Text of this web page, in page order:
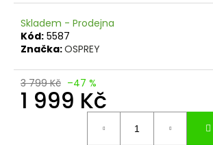
Skladem - Prodejna
Kód: 5587
Značka:OSPREY
3 799 Kč –47 %
1 999 Kč
HLEDAT
D
o
p